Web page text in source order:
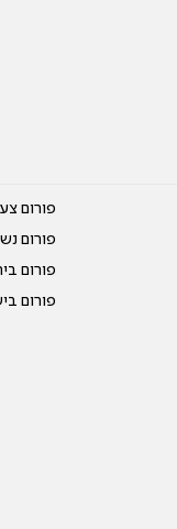
פורום
פורום
פורום
פורום